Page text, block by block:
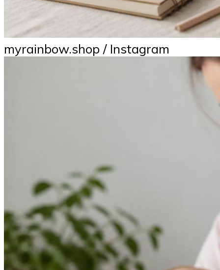
myrainbow.shop / Instagram